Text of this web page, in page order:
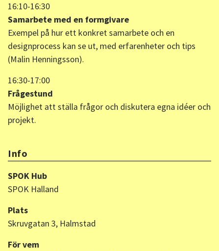
16:10-16:30
Samarbete med en formgivare
Exempel på hur ett konkret samarbete och en
designprocess kan se ut, med erfarenheter och tips
(Malin Henningsson).
16:30-17:00
Frågestund
Möjlighet att ställa frågor och diskutera egna idéer och
projekt.
Info
SPOK Hub
SPOK Halland
Plats
Skruvgatan 3, Halmstad
För vem